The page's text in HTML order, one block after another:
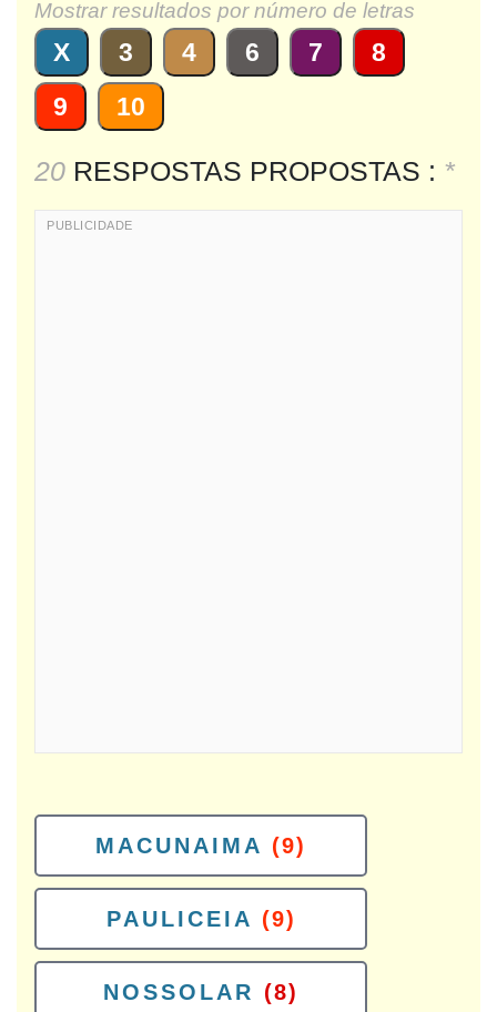
Mostrar resultados por número de letras
X 3 4 6 7
8
9
10
20 RESPOSTAS PROPOSTAS : *
MACUNAIMA (9)
PAULICEIA (9)
NOSSOLAR (8)